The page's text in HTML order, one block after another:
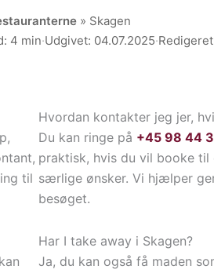
» Skagen
4 min·Udgivet: 04.07.2025·
til
Hvordan kontakter jeg jer,
Du kan ringe på +45 98 44
praktisk, hvis du vil booke
særlige ønsker. Vi hjælper
besøget.
Har I take away i Skagen?
Ja, du kan også få maden